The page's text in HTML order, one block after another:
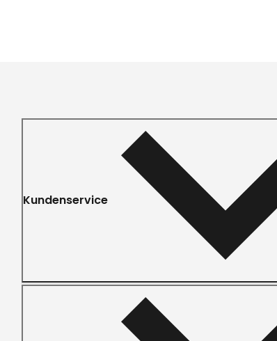
Kundenservice